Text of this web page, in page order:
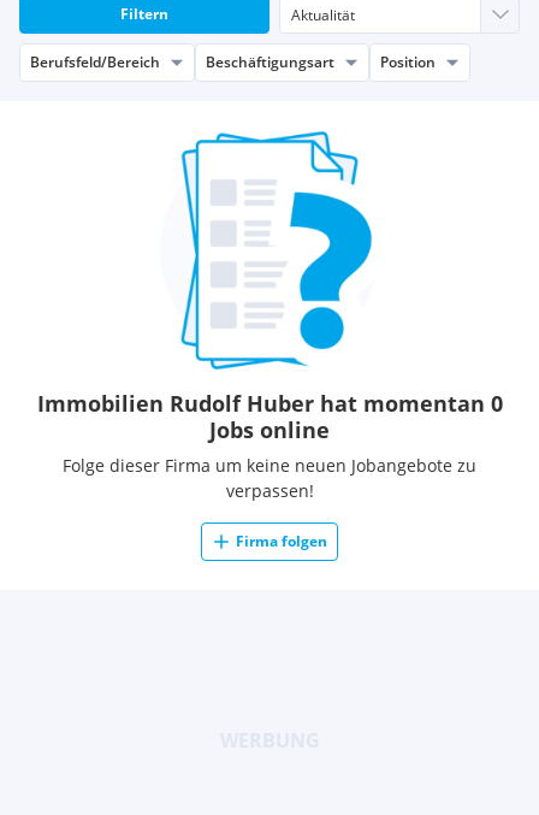
Filtern
Berufsfeld/Bereich Beschäftigungsart Position
Immobilien Rudolf Huber hat momentan 0
Jobs online
Folge dieser Firma um keine neuen Jobangebote zu
verpassen!
Firma folgen